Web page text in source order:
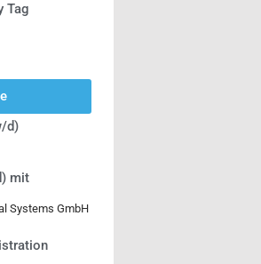
Tag
d)
mit
Systems GmbH